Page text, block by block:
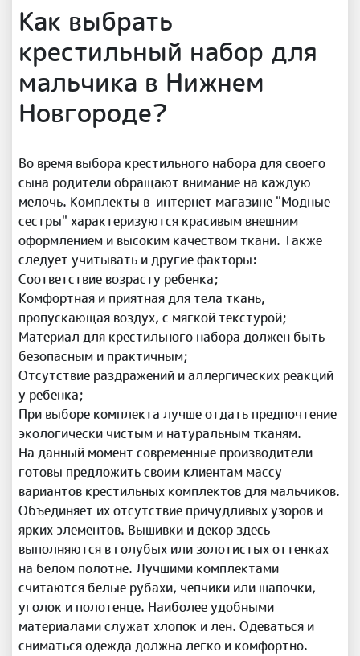
Как выбрать
крестильный набор для
мальчика в Нижнем
Новгороде?
Во время выбора крестильного набора для своего
сына родители обращают внимание на каждую
мелочь. Комплекты в интернет магазине "Модные
сестры" характеризуются красивым внешним
оформлением и высоким качеством ткани. Также
следует учитывать и другие факторы:
Соответствие возрасту ребенка;
Комфортная и приятная для тела ткань,
пропускающая воздух, с мягкой текстурой;
Материал для крестильного набора должен быть
безопасным и практичным;
Отсутствие раздражений и аллергических реакций
у ребенка;
При выборе комплекта лучше отдать предпочтение
экологически чистым и натуральным тканям.
На данный момент современные производители
готовы предложить своим клиентам массу
вариантов крестильных комплектов для мальчиков.
Объединяет их отсутствие причудливых узоров и
ярких элементов. Вышивки и декор здесь
выполняются в голубых или золотистых оттенках
на белом полотне. Лучшими комплектами
считаются белые рубахи, чепчики или шапочки,
уголок и полотенце. Наиболее удобными
материалами служат хлопок и лен. Одеваться и
сниматься одежда должна легко и комфортно.